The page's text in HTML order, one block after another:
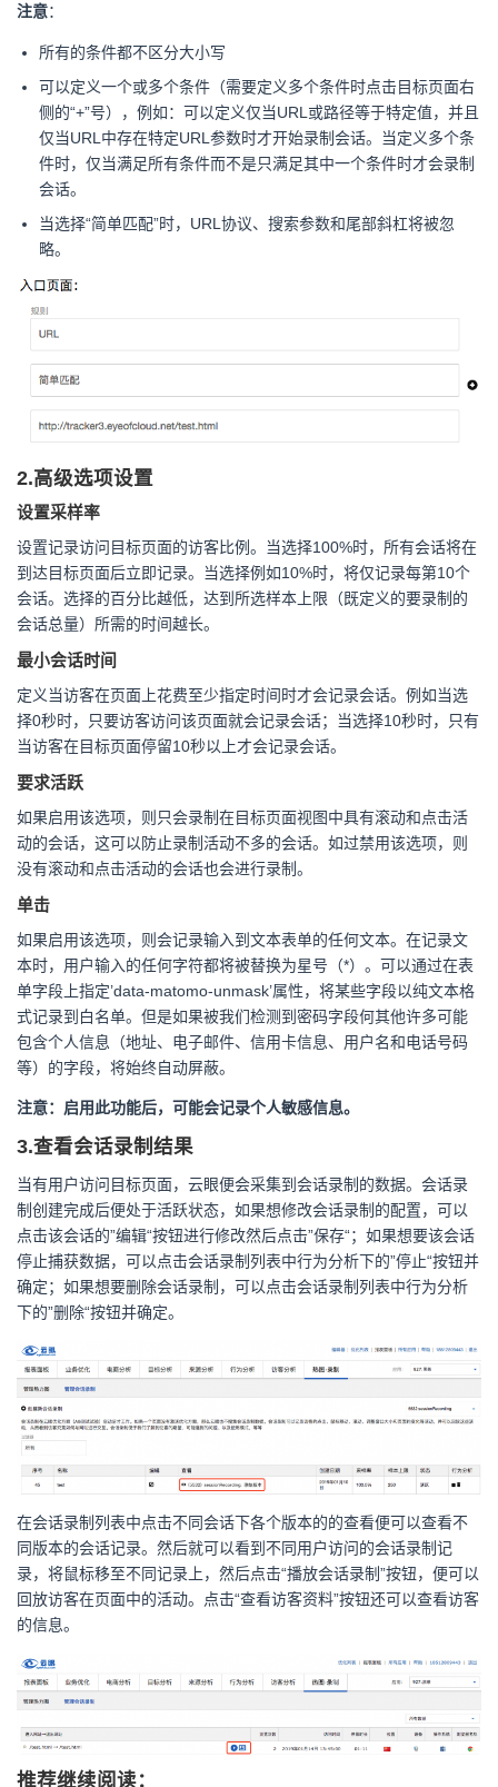
注意：
所有的条件都不区分大小写
可以定义一个或多个条件（需要定义多个条件时点击目标页面右
侧的“+”号），例如：可以定义仅当URL或路径等于特定值，并且
仅当URL中存在特定URL参数时才开始录制会话。当定义多个条
件时，仅当满足所有条件而不是只满足其中一个条件时才会录制
会话。
当选择“简单匹配”时，URL协议、搜索参数和尾部斜杠将被忽
略。
2.高级选项设置
设置采样率
设置记录访问目标页面的访客比例。当选择100%时，所有会话将在
到达目标页面后立即记录。当选择例如10%时，将仅记录每第10个
会话。选择的百分比越低，达到所选样本上限（既定义的要录制的
会话总量）所需的时间越长。
最小会话时间
定义当访客在页面上花费至少指定时间时才会记录会话。例如当选
择0秒时，只要访客访问该页面就会记录会话；当选择10秒时，只有
当访客在目标页面停留10秒以上才会记录会话。
要求活跃
如果启用该选项，则只会录制在目标页面视图中具有滚动和点击活
动的会话，这可以防止录制活动不多的会话。如过禁用该选项，则
没有滚动和点击活动的会话也会进行录制。
单击
如果启用该选项，则会记录输入到文本表单的任何文本。在记录文
本时，用户输入的任何字符都将被替换为星号（*）。可以通过在表
单字段上指定’data-matomo-unmask’属性，将某些字段以纯文本格
式记录到白名单。但是如果被我们检测到密码字段何其他许多可能
包含个人信息（地址、电子邮件、信用卡信息、用户名和电话号码
等）的字段，将始终自动屏蔽。
注意：启用此功能后，可能会记录个人敏感信息。
3.查看会话录制结果
当有用户访问目标页面，云眼便会采集到会话录制的数据。会话录
制创建完成后便处于活跃状态，如果想修改会话录制的配置，可以
点击该会话的”编辑“按钮进行修改然后点击”保存“；如果想要该会话
停止捕获数据，可以点击会话录制列表中行为分析下的”停止“按钮并
确定；如果想要删除会话录制，可以点击会话录制列表中行为分析
下的”删除“按钮并确定。
在会话录制列表中点击不同会话下各个版本的的查看便可以查看不
同版本的会话记录。然后就可以看到不同用户访问的会话录制记
录，将鼠标移至不同记录上，然后点击“播放会话录制”按钮，便可以
回放访客在页面中的活动。点击“查看访客资料”按钮还可以查看访客
的信息。
推荐继续阅读：